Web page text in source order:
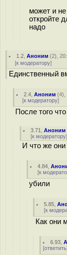
может и
откройте
надо
1.2 ,Аноним (2),
[к модератору]
Единственный
2.4 ,Аноним (4),
[к модератору]
После того
3.71 ,Аноним
[к модератору]
И что же
4.84 ,
[к
убили
5.85 ,
[к
Как они
6.93 ,
[ответить